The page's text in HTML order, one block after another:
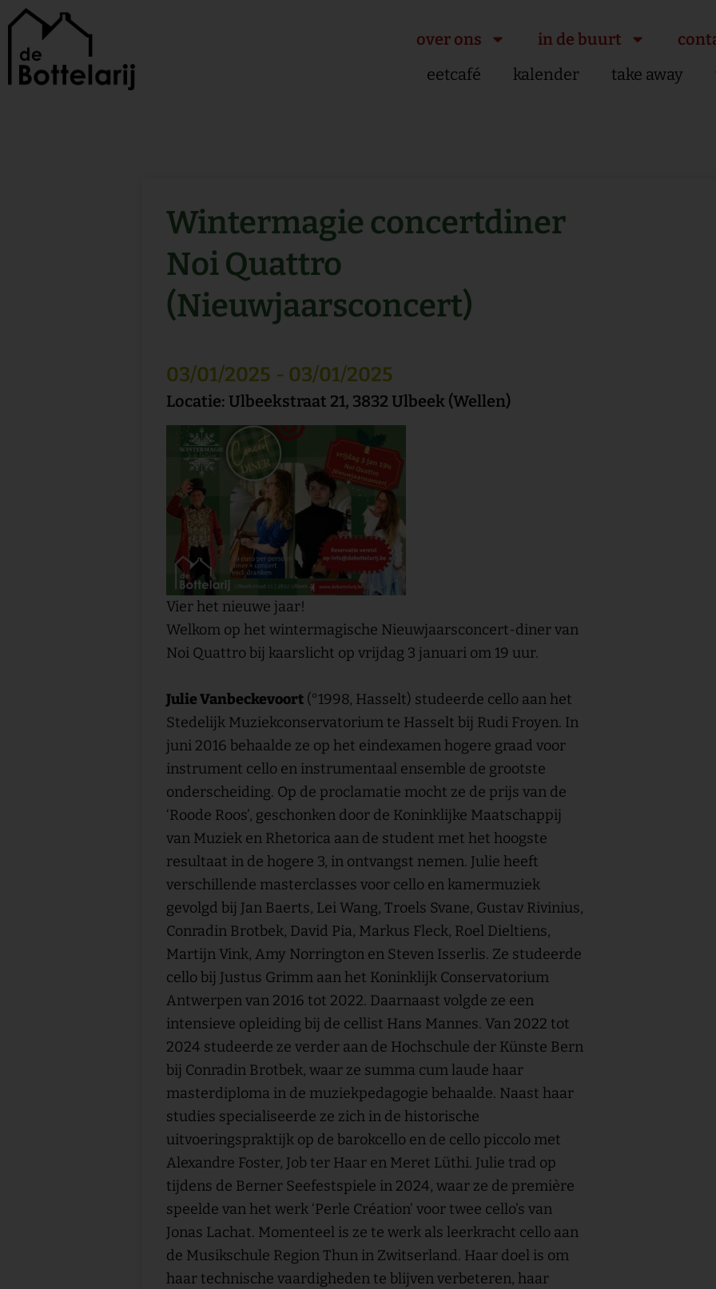
Ga
inhoud
over ons in de buurt
eetcafé
kalender take away
Wintermagie concertdiner
Noi Quattro
(Nieuwjaarsconcert)
03/01/2025 - 03/01/2025
Locatie: Ulbeekstraat 21, 3832 Ulbeek (Wellen)
Vier het nieuwe jaar!
Welkom op het wintermagische Nieuwjaarsconcert-diner van
Noi Quattro bij kaarslicht op vrijdag 3 januari om 19 uur.
Julie Vanbeckevoort (°1998, Hasselt) studeerde cello aan het
Stedelijk Muziekconservatorium te Hasselt bij Rudi Froyen. In
juni 2016 behaalde ze op het eindexamen hogere graad voor
instrument cello en instrumentaal ensemble de grootste
onderscheiding. Op de proclamatie mocht ze de prijs van de
‘Roode Roos’, geschonken door de Koninklijke Maatschappij
van Muziek en Rhetorica aan de student met het hoogste
resultaat in de hogere 3, in ontvangst nemen. Julie heeft
verschillende masterclasses voor cello en kamermuziek
gevolgd bij Jan Baerts, Lei Wang, Troels Svane, Gustav Rivinius,
Conradin Brotbek, David Pia, Markus Fleck, Roel Dieltiens,
Martijn Vink, Amy Norrington en Steven Isserlis. Ze studeerde
cello bij Justus Grimm aan het Koninklijk Conservatorium
Antwerpen van 2016 tot 2022. Daarnaast volgde ze een
intensieve opleiding bij de cellist Hans Mannes. Van 2022 tot
2024 studeerde ze verder aan de Hochschule der Künste Bern
bij Conradin Brotbek, waar ze summa cum laude haar
masterdiploma in de muziekpedagogie behaalde. Naast haar
studies specialiseerde ze zich in de historische
uitvoeringspraktijk op de barokcello en de cello piccolo met
Alexandre Foster, Job ter Haar en Meret Lüthi. Julie trad op
tijdens de Berner Seefestspiele in 2024, waar ze de première
speelde van het werk ‘Perle Création’ voor twee cello’s van
Jonas Lachat. Momenteel is ze te werk als leerkracht cello aan
de Musikschule Region Thun in Zwitserland. Haar doel is om
haar technische vaardigheden te blijven verbeteren, haar